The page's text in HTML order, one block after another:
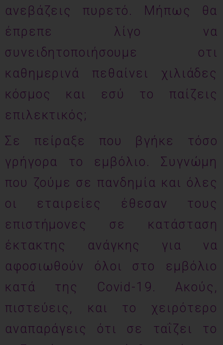
ανεβάζεις πυρετό. Μήπως θα
έπρεπε λίγο να
συνειδητοποιήσουμε οτι
καθημερινά πεθαίνει χιλιάδες
κόσμος και εσύ το παίζεις
επιλεκτικός;
Σε πείραξε που βγήκε τόσο
γρήγορα το εμβόλιο. Συγνώμη
που ζούμε σε πανδημία και όλες
οι εταιρείες έθεσαν τους
επιστήμονες σε κατάσταση
έκτακτης ανάγκης για να
αφοσιωθούν όλοι στο εμβόλιο
κατά της Covid-19. Ακούς,
πιστεύεις, και το χειρότερο
αναπαράγεις ότι σε ταΐζει το